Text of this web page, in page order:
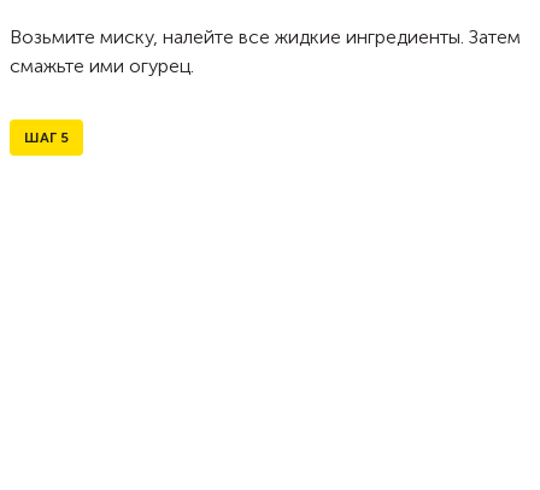
Возьмите миску, налейте все жидкие ингредиенты. Затем
смажьте ими огурец.
ШАГ 5